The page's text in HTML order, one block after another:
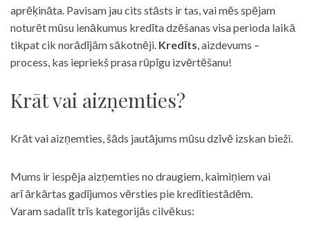
aprēķināta. Pavisam jau cits stāsts ir tas, vai mēs spējam
noturēt mūsu ienākumus kredīta dzēšanas visa perioda laikā
tikpat cik norādījām sākotnēji. Kredīts, aizdevums –
process, kas iepriekš prasa rūpīgu izvērtēšanu!
Krāt vai aizņemties?
Krāt vai aizņemties, šāds jautājums mūsu dzīvē izskan bieži.
Mums ir iespēja aizņemties no draugiem, kaimiņiem vai
arī ārkārtas gadījumos vērsties pie kredītiestādēm.
Varam sadalīt trīs kategorijās cilvēkus: